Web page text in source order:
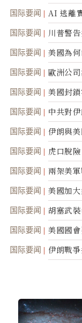
国际要闻 AI 逃離
国际要闻 川普警
国际要闻
美國為
航運公司
国际要闻
歐洲公
美軍基
国际要闻 美國封
国际要闻
中共對
間接技
国际要闻 伊朗與
国际要闻 虎口脫
国际要闻
兩架美
蹤
国际要闻
美國加
民權力度
国际要闻
胡塞武
面入侵
国际要闻 美國國
国际要闻 伊朗戰